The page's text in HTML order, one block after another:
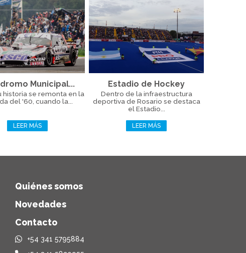
Municipal...
historia se remonta en la
del '60, cuando la...
LEER MÁS
Estadio de Hockey
Dentro de la infraestructura
deportiva de Rosario se destaca
el Estadio...
LEER MÁS
Quiénes somos
Novedades
Contacto
+54 341 5795884